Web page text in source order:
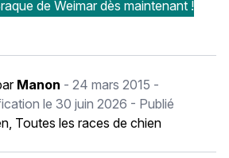
de Weimar dès maintenant !
Manon -24 mars 2015 -
le30 juin 2026 - Publié
, Toutes les races de chien